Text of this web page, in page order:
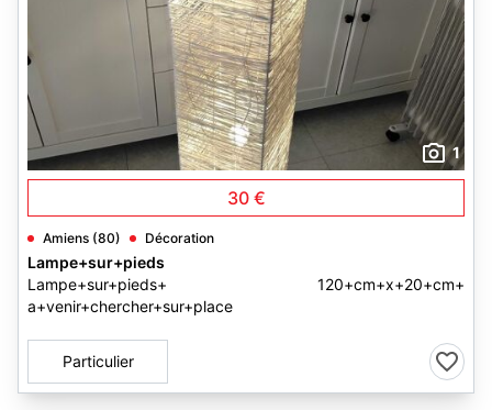
1
30 €
Amiens (80) Décoration
Lampe+sur+pieds
Lampe+sur+pieds+ 120+cm+x+20+cm+
a+venir+chercher+sur+place
Particulier